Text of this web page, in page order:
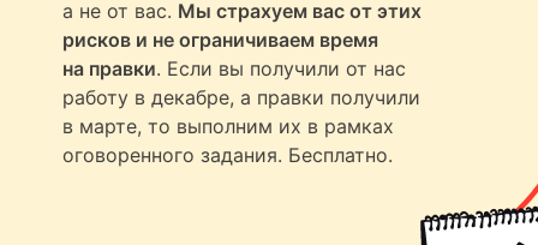
а не от вас. Мы страхуем вас от этих
рисков и не ограничиваем время
на правки. Если вы получили от нас
работу в декабре, а правки получили
в марте, то выполним их в рамках
оговоренного задания. Бесплатно.